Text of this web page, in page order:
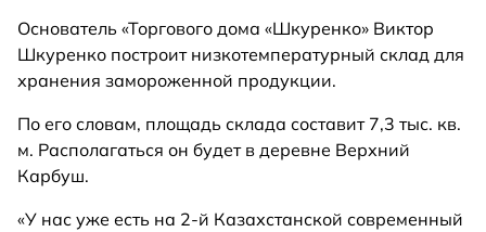
Основатель «Торгового дома «Шкуренко» Виктор
Шкуренко построит низкотемпературный склад для
хранения замороженной продукции.
По его словам, площадь склада составит 7,3 тыс. кв.
м. Располагаться он будет в деревне Верхний
Карбуш.
«У нас уже есть на 2-й Казахстанской современный